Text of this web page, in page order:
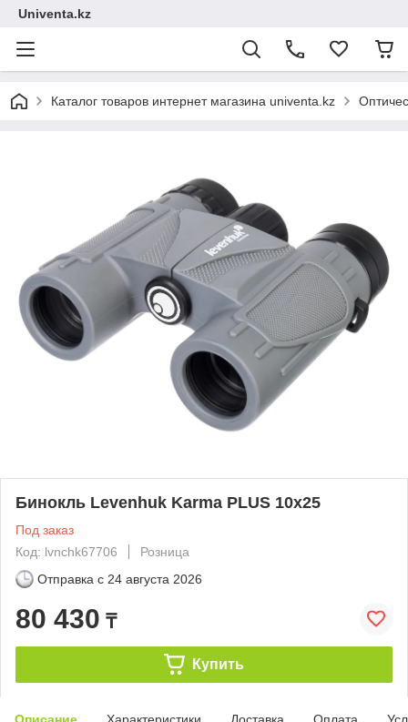
Univenta.kz
Каталог товаров интернет магазина univenta.kz
Бинокль Levenhuk Karma PLUS 10x25
Под заказ
Код: lvnchk67706
Розница
Отправка с 24 августа 2026
80 430 ₸
Купить
Описание Характеристики Доставка Оплата